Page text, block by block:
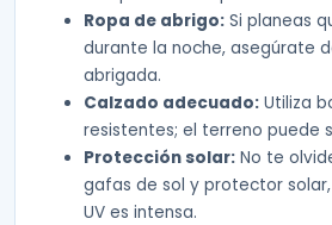
Ropa de abrigo: Si planeas
durante la noche, asegúrate
abrigada.
Calzado adecuado: Utiliza
resistentes; el terreno puede
Protección solar: No te
gafas de sol y protector
UV es intensa.